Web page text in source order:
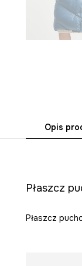
Opis
Płaszcz
Płaszcz